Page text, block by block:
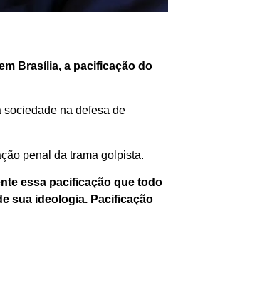
Brasília, a pacificação do
sociedade na defesa de
penal da trama golpista.
essa pacificação que todo
sua ideologia. Pacificação